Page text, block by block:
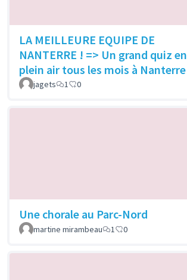
LA MEILLEURE EQUIPE DE
NANTERRE ! => Un grand quiz en
plein air tous les mois à Nanterre
jagets 1 0
Une chorale au Parc-Nord
martine mirambeau
1 0